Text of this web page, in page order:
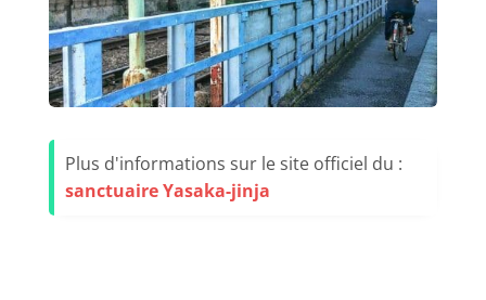
Plus d'informations sur le site officiel du :
sanctuaire Yasaka-jinja